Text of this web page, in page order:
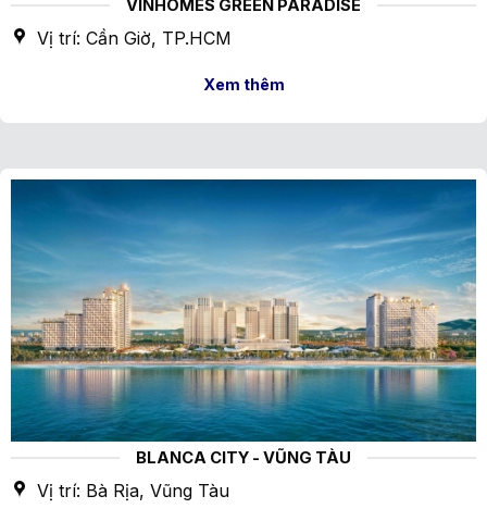
VINHOMES GREEN PARADISE
Vị trí: Cần Giờ, TP.HCM
Xem thêm
BLANCA CITY - VŨNG TÀU
Vị trí: Bà Rịa, Vũng Tàu